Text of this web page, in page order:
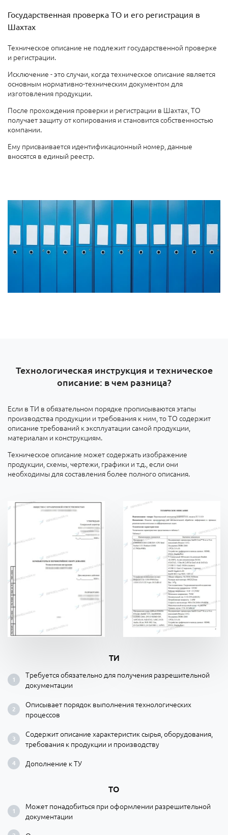
Государственная проверка ТО и его регистрация в
Шахтах
Техническое описание не подлежит государственной проверке
и регистрации.
Исключение - это случаи, когда техническое описание является
основным нормативно-техническим документом для
изготовления продукции.
После прохождения проверки и регистрации в Шахтах, ТО
получает защиту от копирования и становится собственностью
компании.
Ему присваивается идентификационный номер, данные
вносятся в единый реестр.
Технологическая инструкция и техническое
описание: в чем разница?
Если в ТИ в обязательном порядке прописываются этапы
производства продукции и требования к ним, то ТО содержит
описание требований к эксплуатации самой продукции,
материалам и конструкциям.
Техническое описание может содержать изображение
продукции, схемы, чертежи, графики и т.д., если они
необходимы для составления более полного описания.
ТИ
Требуется обязательно для получения разрешительной
документации
Описывает порядок выполнения технологических
процессов
Содержит описание характеристик сырья, оборудования,
требования к продукции и производству
Дополнение к ТУ
ТО
Может понадобиться при оформлении разрешительной
документации